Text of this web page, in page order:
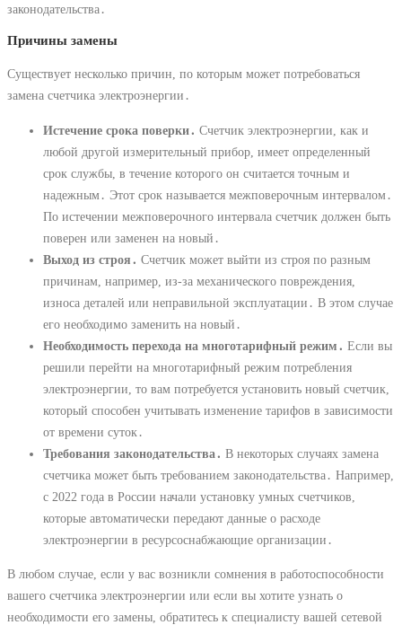
законодательства․
Причины замены
Существует несколько причин, по которым может потребоваться
замена счетчика электроэнергии․
Истечение срока поверки․ Счетчик электроэнергии, как и
любой другой измерительный прибор, имеет определенный
срок службы, в течение которого он считается точным и
надежным․ Этот срок называется межповерочным интервалом․
По истечении межповерочного интервала счетчик должен быть
поверен или заменен на новый․
Выход из строя․ Счетчик может выйти из строя по разным
причинам, например, из-за механического повреждения,
износа деталей или неправильной эксплуатации․ В этом случае
его необходимо заменить на новый․
Необходимость перехода на многотарифный режим․ Если вы
решили перейти на многотарифный режим потребления
электроэнергии, то вам потребуется установить новый счетчик,
который способен учитывать изменение тарифов в зависимости
от времени суток․
Требования законодательства․ В некоторых случаях замена
счетчика может быть требованием законодательства․ Например,
с 2022 года в России начали установку умных счетчиков,
которые автоматически передают данные о расходе
электроэнергии в ресурсоснабжающие организации․
В любом случае, если у вас возникли сомнения в работоспособности
вашего счетчика электроэнергии или если вы хотите узнать о
необходимости его замены, обратитесь к специалисту вашей сетевой